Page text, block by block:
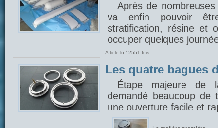
Après de
va enfin pouvoir
stratification, résine et
occuper quelques
Article lu 12551 fois
Les quatre bagues
Étape majeure de
demandé beaucoup
une ouverture facile et